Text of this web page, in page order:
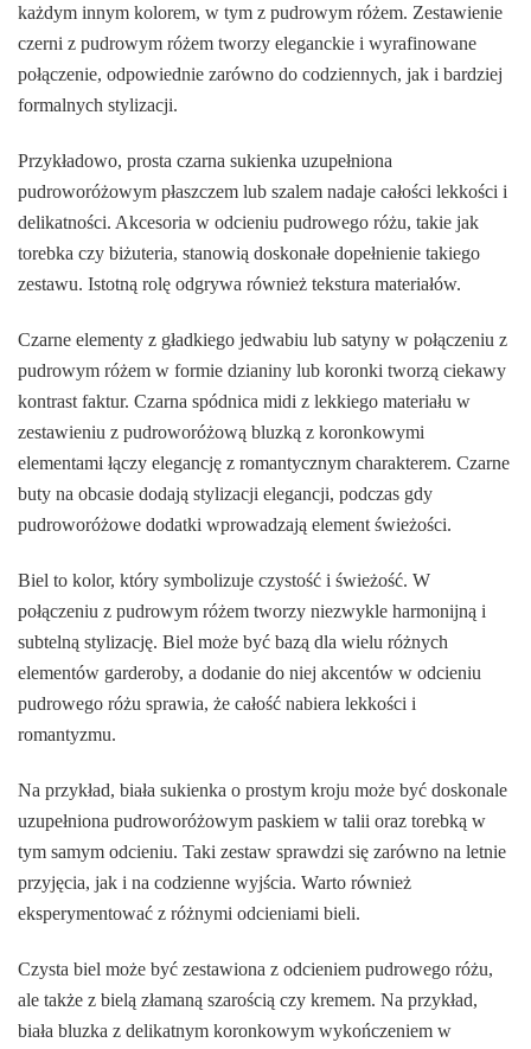
każdym innym kolorem, w tym z pudrowym różem. Zestawienie
czerni z pudrowym różem tworzy eleganckie i wyrafinowane
połączenie, odpowiednie zarówno do codziennych, jak i bardziej
formalnych stylizacji.
Przykładowo, prosta czarna sukienka uzupełniona
pudroworóżowym płaszczem lub szalem nadaje całości lekkości i
delikatności. Akcesoria w odcieniu pudrowego różu, takie jak
torebka czy biżuteria, stanowią doskonałe dopełnienie takiego
zestawu. Istotną rolę odgrywa również tekstura materiałów.
Czarne elementy z gładkiego jedwabiu lub satyny w połączeniu z
pudrowym różem w formie dzianiny lub koronki tworzą ciekawy
kontrast faktur. Czarna spódnica midi z lekkiego materiału w
zestawieniu z pudroworóżową bluzką z koronkowymi
elementami łączy elegancję z romantycznym charakterem. Czarne
buty na obcasie dodają stylizacji elegancji, podczas gdy
pudroworóżowe dodatki wprowadzają element świeżości.
Biel to kolor, który symbolizuje czystość i świeżość. W
połączeniu z pudrowym różem tworzy niezwykle harmonijną i
subtelną stylizację. Biel może być bazą dla wielu różnych
elementów garderoby, a dodanie do niej akcentów w odcieniu
pudrowego różu sprawia, że całość nabiera lekkości i
romantyzmu.
Na przykład, biała sukienka o prostym kroju może być doskonale
uzupełniona pudroworóżowym paskiem w talii oraz torebką w
tym samym odcieniu. Taki zestaw sprawdzi się zarówno na letnie
przyjęcia, jak i na codzienne wyjścia. Warto również
eksperymentować z różnymi odcieniami bieli.
Czysta biel może być zestawiona z odcieniem pudrowego różu,
ale także z bielą złamaną szarością czy kremem. Na przykład,
biała bluzka z delikatnym koronkowym wykończeniem w